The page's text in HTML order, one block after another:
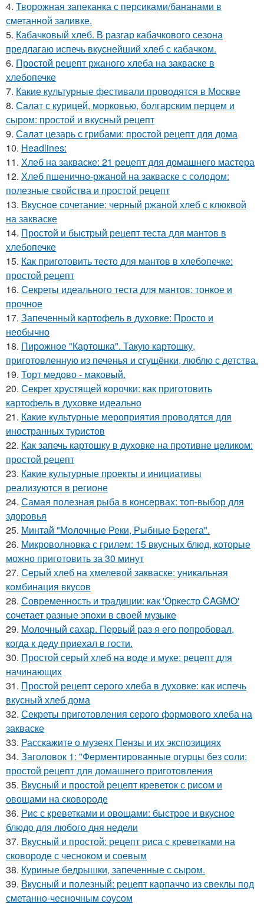
4. Творожная запеканка с персиками/бананами в
сметанной заливке.
5. Кабачковый хлеб. В разгар кабачкового сезона
предлагаю испечь вкуснейший хлеб с кабачком.
6. Простой рецепт ржаного хлеба на закваске в
хлебопечке
7. Какие культурные фестивали проводятся в Москве
8. Салат с курицей, морковью, болгарским перцем и
сыром: простой и вкусный рецепт
9. Салат цезарь с грибами: простой рецепт для дома
10. Headlines:
11. Хлеб на закваске: 21 рецепт для домашнего мастера
12. Хлеб пшенично-ржаной на закваске с солодом:
полезные свойства и простой рецепт
13. Вкусное сочетание: черный ржаной хлеб с клюквой
на закваске
14. Простой и быстрый рецепт теста для мантов в
хлебопечке
15. Как приготовить тесто для мантов в хлебопечке:
простой рецепт
16. Секреты идеального теста для мантов: тонкое и
прочное
17. Запеченный картофель в духовке: Просто и
необычно
18. Пирожное "Картошка". Такую картошку,
приготовленную из печенья и сгущёнки, люблю с детства.
19. Торт медово - маковый.
20. Секрет хрустящей корочки: как приготовить
картофель в духовке идеально
21. Какие культурные мероприятия проводятся для
иностранных туристов
22. Как запечь картошку в духовке на противне целиком:
простой рецепт
23. Какие культурные проекты и инициативы
реализуются в регионе
24. Самая полезная рыба в консервах: топ-выбор для
здоровья
25. Минтай "Молочные Реки, Рыбные Берега".
26. Микроволновка с грилем: 15 вкусных блюд, которые
можно приготовить за 30 минут
27. Серый хлеб на хмелевой закваске: уникальная
комбинация вкусов
28. Современность и традиции: как 'Оркестр CAGMO'
сочетает разные эпохи в своей музыке
29. Молочный сахар. Первый раз я его попробовал,
когда к деду приехал в гости.
30. Простой серый хлеб на воде и муке: рецепт для
начинающих
31. Простой рецепт серого хлеба в духовке: как испечь
вкусный хлеб дома
32. Секреты приготовления серого формового хлеба на
закваске
33. Расскажите о музеях Пензы и их экспозициях
34. Заголовок 1: "Ферментированные огурцы без соли:
простой рецепт для домашнего приготовления
35. Вкусный и простой рецепт креветок с рисом и
овощами на сковороде
36. Рис с креветками и овощами: быстрое и вкусное
блюдо для любого дня недели
37. Вкусный и простой: рецепт риса с креветками на
сковороде с чесноком и соевым
38. Куриные бедрышки, запеченные с сыром.
39. Вкусный и полезный: рецепт карпаччо из свеклы под
сметанно-чесночным соусом